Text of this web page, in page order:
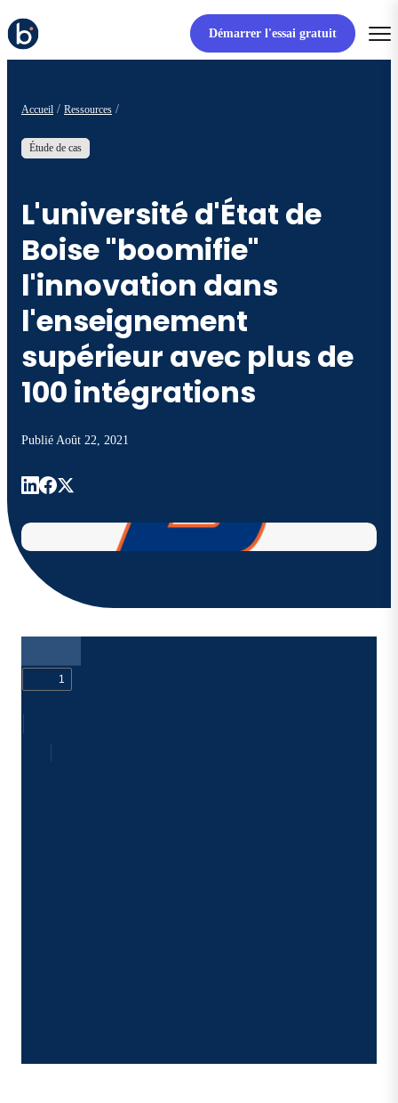
Démarrer l'essai gratuit
Accueil Ressources
Étude de cas
L'université d'État de
Boise "boomifie"
l'innovation dans
l'enseignement
supérieur avec plus de
100 intégrations
Publié Août 22, 2021